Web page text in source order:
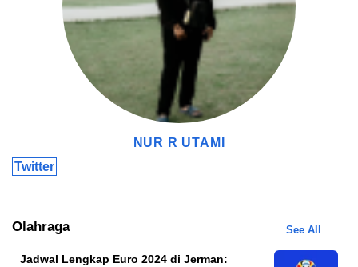
Tantangan Finansial dan Strategi Baru
NUR R UTAMI
Twitter
Olahraga See All
Jadwal Lengkap Euro 2024 di Jerman: